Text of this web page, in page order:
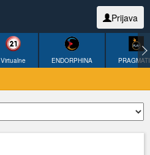
Prijava
Virtualne ENDORPHINA